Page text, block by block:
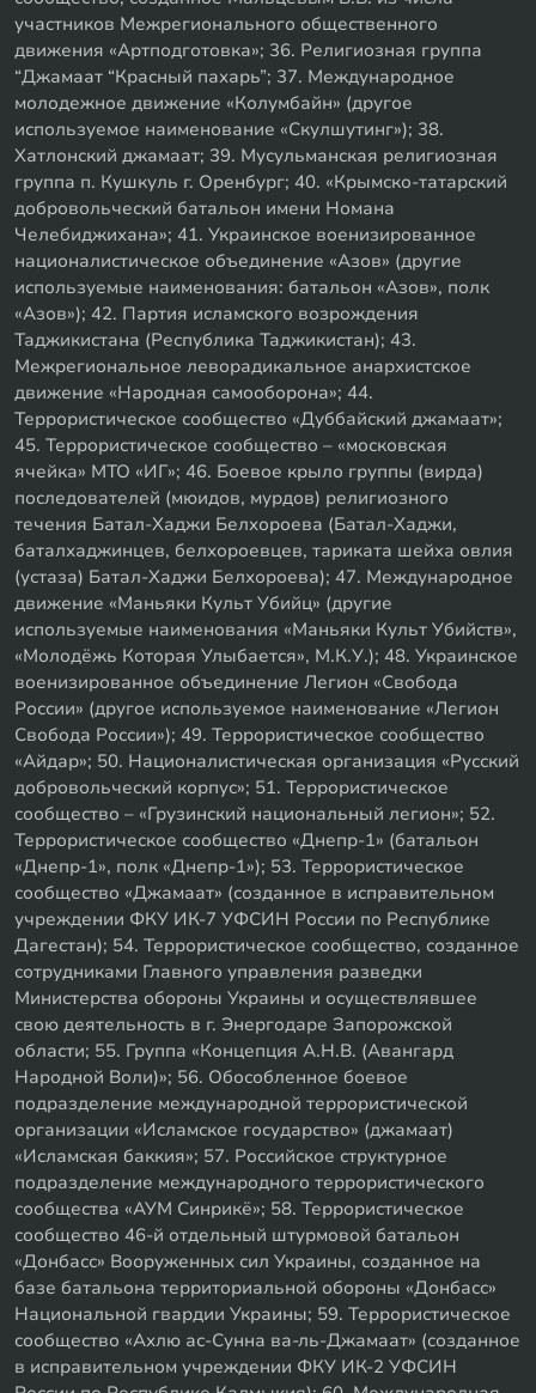
участников Межрегионального общественного
движения «Артподготовка»; 36. Религиозная группа
“Джамаат “Красный пахарь”; 37. Международное
молодежное движение «Колумбайн» (другое
используемое наименование «Скулшутинг»); 38.
Хатлонский джамаат; 39. Мусульманская религиозная
группа п. Кушкуль г. Оренбург; 40. «Крымско-татарский
добровольческий батальон имени Номана
Челебиджихана»; 41. Украинское военизированное
националистическое объединение «Азов» (другие
используемые наименования: батальон «Азов», полк
«Азов»); 42. Партия исламского возрождения
Таджикистана (Республика Таджикистан); 43.
Межрегиональное леворадикальное анархистское
движение «Народная самооборона»; 44.
Террористическое сообщество «Дуббайский джамаат»;
45. Террористическое сообщество – «московская
ячейка» МТО «ИГ»; 46. Боевое крыло группы (вирда)
последователей (мюидов, мурдов) религиозного
течения Батал-Хаджи Белхороева (Батал-Хаджи,
баталхаджинцев, белхороевцев, тариката шейха овлия
(устаза) Батал-Хаджи Белхороева); 47. Международное
движение «Маньяки Культ Убийц» (другие
используемые наименования «Маньяки Культ Убийств»,
«Молодёжь Которая Улыбается», М.К.У.); 48. Украинское
военизированное объединение Легион «Свобода
России» (другое используемое наименование «Легион
Свобода России»); 49. Террористическое сообщество
«Айдар»; 50. Националистическая организация «Русский
добровольческий корпус»; 51. Террористическое
сообщество – «Грузинский национальный легион»; 52.
Террористическое сообщество «Днепр-1» (батальон
«Днепр-1», полк «Днепр-1»); 53. Террористическое
сообщество «Джамаат» (созданное в исправительном
учреждении ФКУ ИК-7 УФСИН России по Республике
Дагестан); 54. Террористическое сообщество, созданное
сотрудниками Главного управления разведки
Министерства обороны Украины и осуществлявшее
свою деятельность в г. Энергодаре Запорожской
области; 55. Группа «Концепция А.Н.В. (Авангард
Народной Воли)»; 56. Обособленное боевое
подразделение международной террористической
организации «Исламское государство» (джамаат)
«Исламская баккия»; 57. Российское структурное
подразделение международного террористического
сообщества «АУМ Синрикё»; 58. Террористическое
сообщество 46-й отдельный штурмовой батальон
«Донбасс» Вооруженных сил Украины, созданное на
базе батальона территориальной обороны «Донбасс»
Национальной гвардии Украины; 59. Террористическое
сообщество «Ахлю ас-Сунна ва-ль-Джамаат» (созданное
в исправительном учреждении ФКУ ИК-2 УФСИН